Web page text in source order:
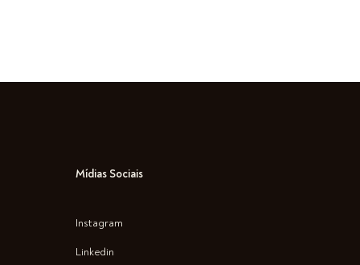
Mídias Sociais
Instagram
Linkedin